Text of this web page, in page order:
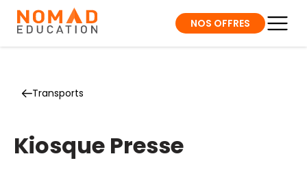
NOS OFFRES
Transports
Kiosque Presse